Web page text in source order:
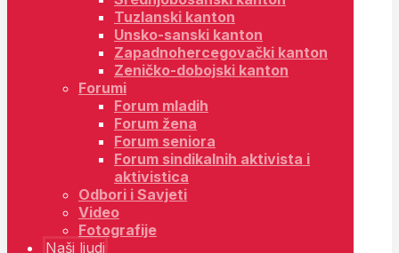
Tuzlanski kanton
Unsko-sanski kanton
Zapadnohercegovački kanton
Zeničko-dobojski kanton
Forumi
Forum mladih
Forum žena
Forum seniora
Forum sindikalnih aktivista i
aktivistica
Odbori i Savjeti
Video
Fotografije
Naši ljudi